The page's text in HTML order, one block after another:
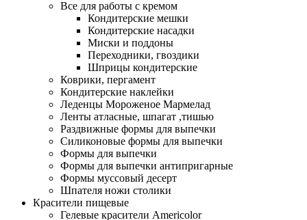
Все для работы с кремом
Кондитерские мешки
Кондитерские насадки
Миски и поддоны
Переходники, гвоздики
Шприцы кондитерские
Коврики, пергамент
Кондитерские наклейки
Леденцы Мороженое Мармелад
Ленты атласные, шпагат ,тишью
Раздвижные формы для выпечки
Силиконовые формы для выпечки
Формы для выпечки
Формы для выпечки антипригарные
Формы муссовый десерт
Шпателя ножи столики
Красители пищевые
Гелевые красители Americolor